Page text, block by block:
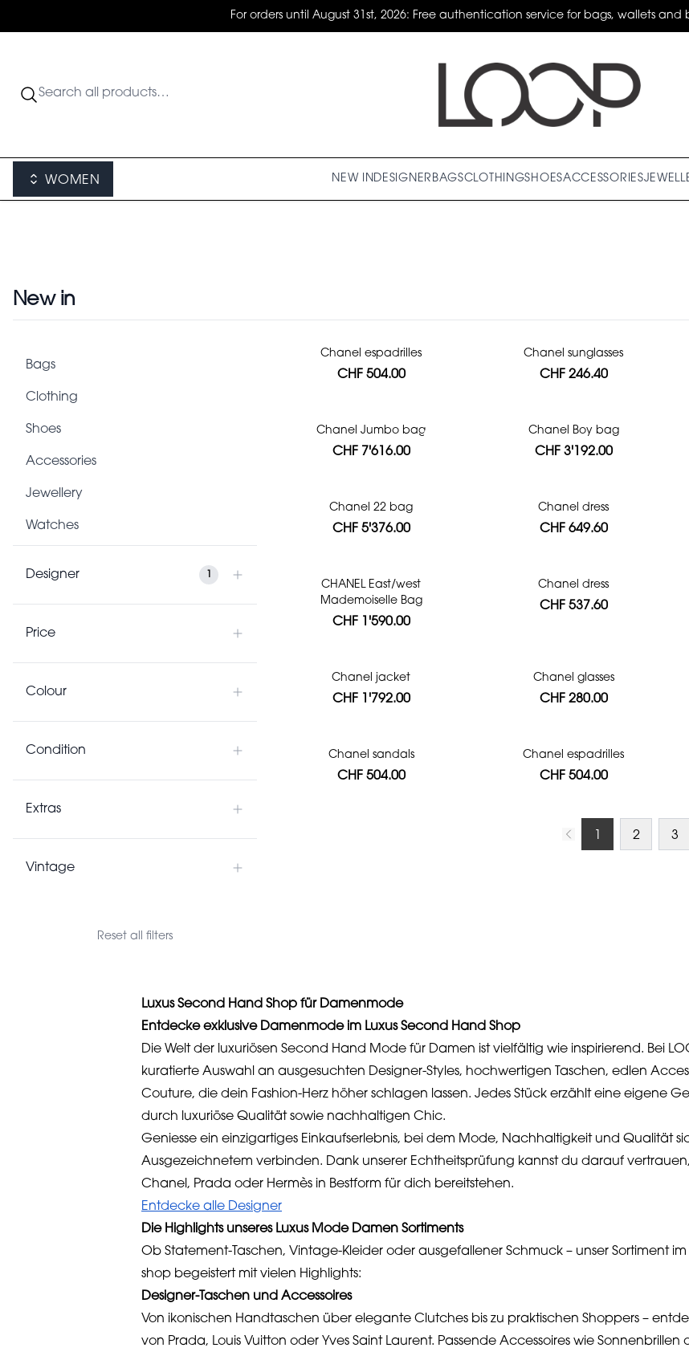
For orders until August 31st, 2026: Free authentication service for bags, wallets
WOMEN NEW INDESIGNER BAGSCLOTHINGSHOESACCESSORIES
New in
Bags
Clothing
Shoes
Accessories
Jewellery
Watches
Designer
Price
Colour
Condition
Extras
Vintage
Reset all filters
Chanel espadrilles
CHF 504.00
Chanel sunglasses
CHF 246.40
Chanel Jumbo bag
CHF 7'616.00
Chanel Boy bag
CHF 3'192.00
Chanel 22 bag
CHF 5'376.00
Chanel dress
CHF 649.60
CHANEL East/west
Mademoiselle Bag
CHF 1'590.00
Chanel dress
CHF 537.60
Chanel jacket
CHF 1'792.00
Chanel glasses
CHF 280.00
Chanel sandals
CHF 504.00
Chanel espadrilles
CHF 504.00
2 3
Luxus Second Hand Shop für Damenmode
Entdecke exklusive Damenmode im Luxus Second Hand Shop
Die Welt der luxuriösen Second Hand Mode für Damen ist vielfältig wie inspirierend. Bei
kuratierte Auswahl an ausgesuchten Designer-Styles, hochwertigen Taschen, edlen
Couture, die dein Fashion-Herz höher schlagen lassen. Jedes Stück erzählt eine eigene
durch luxuriöse Qualität sowie nachhaltigen Chic.
Geniesse ein einzigartiges Einkaufserlebnis, bei dem Mode, Nachhaltigkeit und Qualität
Ausgezeichnetem verbinden. Dank unserer Echtheitsprüfung kannst du darauf
Chanel, Prada oder Hermès in Bestform für dich bereitstehen.
Entdecke alle Designer
Die Highlights unseres Luxus Mode Damen Sortiments
Ob Statement-Taschen, Vintage-Kleider oder ausgefallener Schmuck – unser Sortiment
shop begeistert mit vielen Highlights:
Designer-Taschen und Accessoires
Von ikonischen Handtaschen über elegante Clutches bis zu praktischen Shoppers –
von Prada, Louis Vuitton oder Yves Saint Laurent. Passende Accessoires wie Sonnenbrillen